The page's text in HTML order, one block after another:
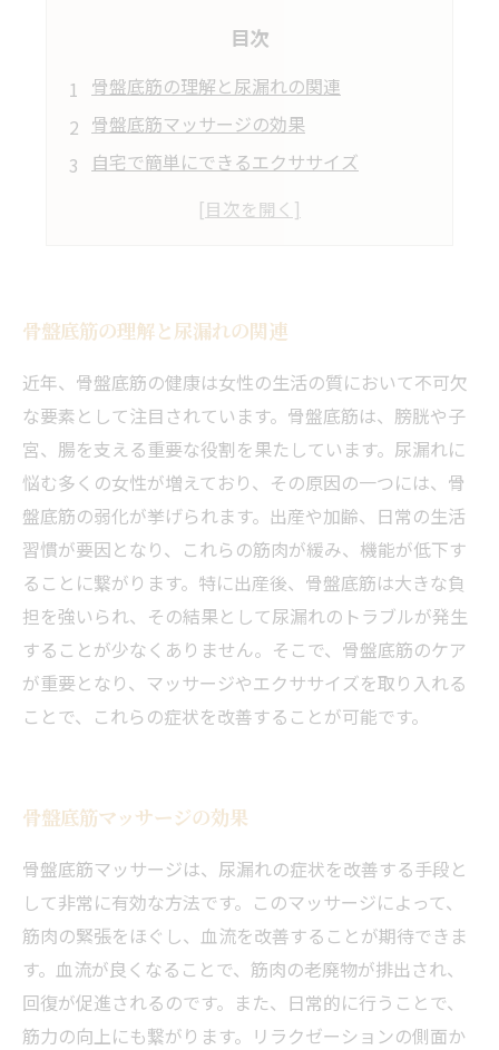
目次
骨盤底筋の理解と尿漏れの関連
骨盤底筋マッサージの効果
自宅で簡単にできるエクササイズ
マッサージとエクササイズを組み合わせる
骨盤底筋の理解と尿漏れの関連
近年、骨盤底筋の健康は女性の生活の質において不可欠
な要素として注目されています。骨盤底筋は、膀胱や子
宮、腸を支える重要な役割を果たしています。尿漏れに
悩む多くの女性が増えており、その原因の一つには、骨
盤底筋の弱化が挙げられます。出産や加齢、日常の生活
習慣が要因となり、これらの筋肉が緩み、機能が低下す
ることに繋がります。特に出産後、骨盤底筋は大きな負
担を強いられ、その結果として尿漏れのトラブルが発生
することが少なくありません。そこで、骨盤底筋のケア
が重要となり、マッサージやエクササイズを取り入れる
ことで、これらの症状を改善することが可能です。
骨盤底筋マッサージの効果
骨盤底筋マッサージは、尿漏れの症状を改善する手段と
して非常に有効な方法です。このマッサージによって、
筋肉の緊張をほぐし、血流を改善することが期待できま
す。血流が良くなることで、筋肉の老廃物が排出され、
回復が促進されるのです。また、日常的に行うことで、
筋力の向上にも繋がります。リラクゼーションの側面か